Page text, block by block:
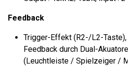
Feedback
Trigger-Effekt (R2-/L2-
Feedback durch Dual-
(Leuchtleiste / Spielzeiger /